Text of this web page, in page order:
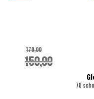
78
150,00
170,00